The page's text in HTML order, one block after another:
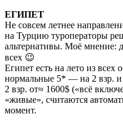
ЕГИПЕТ
Не совсем летнее
на Турцию туроператоры
альтернативы. Моё мнение:
всех 😉
Египет есть на лето из всех
нормальные 5* — на 2 взр. и
2 взр. от≈ 1600$ («всё
«живые», считаются
момент.